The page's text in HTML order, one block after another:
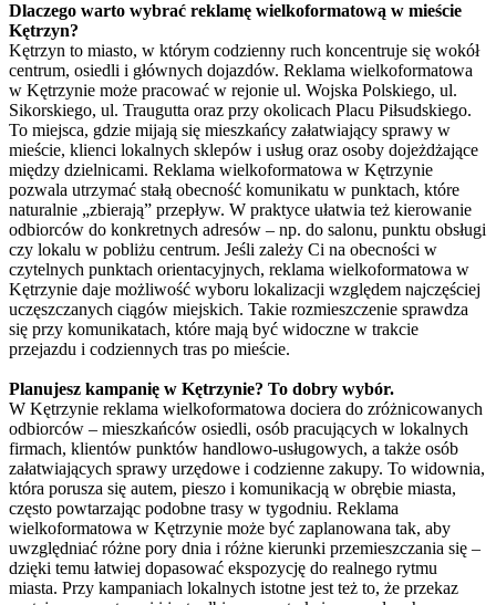
Dlaczego warto wybrać reklamę wielkoformatową w mieście
Kętrzyn?
Kętrzyn to miasto, w którym codzienny ruch koncentruje się wokół
centrum, osiedli i głównych dojazdów. Reklama wielkoformatowa
w Kętrzynie może pracować w rejonie ul. Wojska Polskiego, ul.
Sikorskiego, ul. Traugutta oraz przy okolicach Placu Piłsudskiego.
To miejsca, gdzie mijają się mieszkańcy załatwiający sprawy w
mieście, klienci lokalnych sklepów i usług oraz osoby dojeżdżające
między dzielnicami. Reklama wielkoformatowa w Kętrzynie
pozwala utrzymać stałą obecność komunikatu w punktach, które
naturalnie „zbierają” przepływ. W praktyce ułatwia też kierowanie
odbiorców do konkretnych adresów – np. do salonu, punktu obsługi
czy lokalu w pobliżu centrum. Jeśli zależy Ci na obecności w
czytelnych punktach orientacyjnych, reklama wielkoformatowa w
Kętrzynie daje możliwość wyboru lokalizacji względem najczęściej
uczęszczanych ciągów miejskich. Takie rozmieszczenie sprawdza
się przy komunikatach, które mają być widoczne w trakcie
przejazdu i codziennych tras po mieście.
Planujesz kampanię w Kętrzynie? To dobry wybór.
W Kętrzynie reklama wielkoformatowa dociera do zróżnicowanych
odbiorców – mieszkańców osiedli, osób pracujących w lokalnych
firmach, klientów punktów handlowo-usługowych, a także osób
załatwiających sprawy urzędowe i codzienne zakupy. To widownia,
która porusza się autem, pieszo i komunikacją w obrębie miasta,
często powtarzając podobne trasy w tygodniu. Reklama
wielkoformatowa w Kętrzynie może być zaplanowana tak, aby
uwzględniać różne pory dnia i różne kierunki przemieszczania się –
dzięki temu łatwiej dopasować ekspozycję do realnego rytmu
miasta. Przy kampaniach lokalnych istotne jest też to, że przekaz